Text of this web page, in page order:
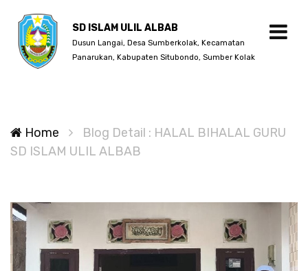
SD ISLAM ULIL ALBAB
Dusun Langai, Desa Sumberkolak, Kecamatan
Panarukan, Kabupaten Situbondo, Sumber Kolak
Home
Blog Detail : HALAL BIHALAL GURU
SD ISLAM ULIL ALBAB